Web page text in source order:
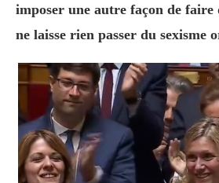
imposer une autre façon de
ne laisse rien passer du sexisme